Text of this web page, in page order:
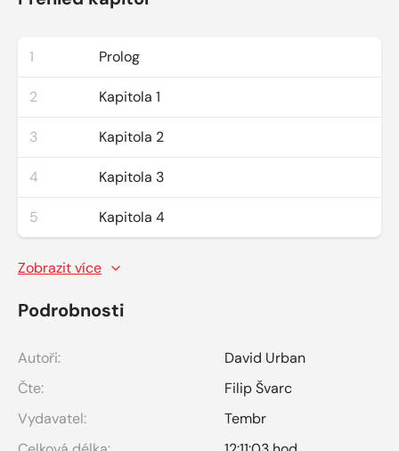
1 Prolog
2 Kapitola 1
3 Kapitola 2
4 Kapitola 3
5 Kapitola 4
Zobrazit více
Podrobnosti
Autoři:
David Urban
Čte:
Filip Švarc
Vydavatel:
Tembr